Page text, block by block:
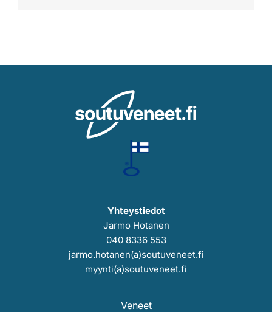
Yhteystiedot
Jarmo Hotanen
040 8336 553
jarmo.hotanen(a)soutuveneet.fi
myynti(a)soutuveneet.fi
Veneet